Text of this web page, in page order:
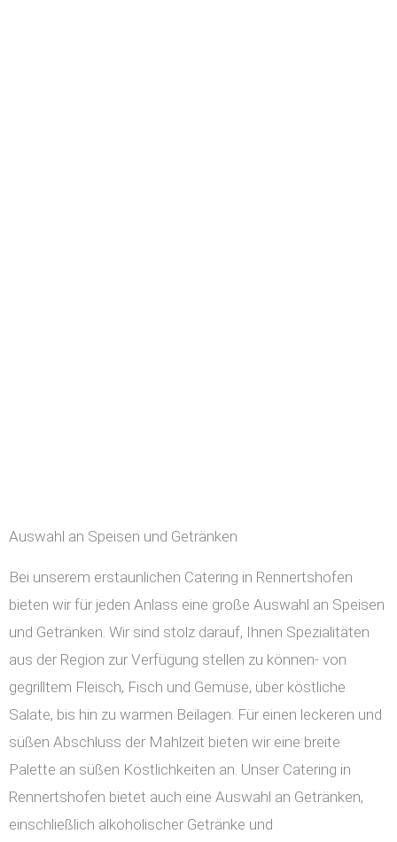
Auswahl an Speisen und Getränken
Bei unserem erstaunlichen Catering in Rennertshofen
bieten wir für jeden Anlass eine große Auswahl an Speisen
und Getränken. Wir sind stolz darauf, Ihnen Spezialitäten
aus der Region zur Verfügung stellen zu können- von
gegrilltem Fleisch, Fisch und Gemüse, über köstliche
Salate, bis hin zu warmen Beilagen. Für einen leckeren und
süßen Abschluss der Mahlzeit bieten wir eine breite
Palette an süßen Köstlichkeiten an. Unser Catering in
Rennertshofen bietet auch eine Auswahl an Getränken,
einschließlich alkoholischer Getränke und